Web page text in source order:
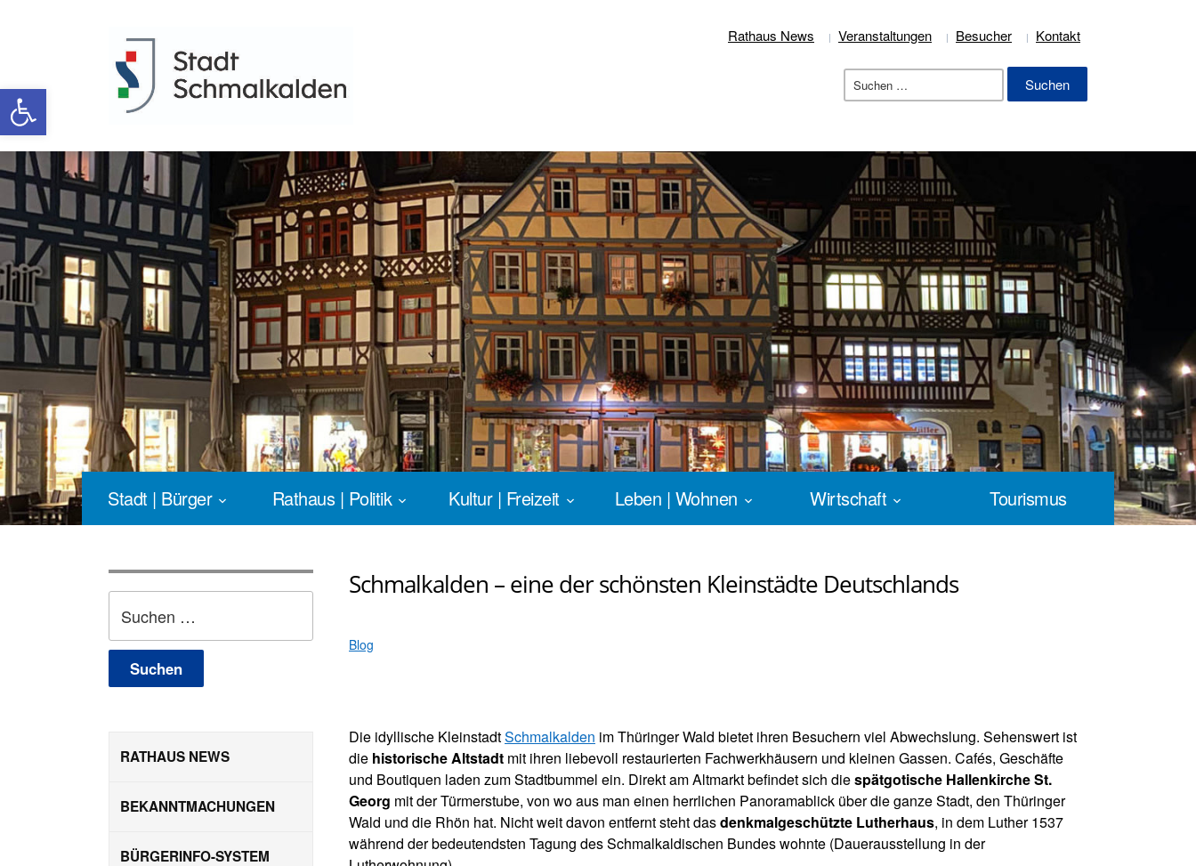
Werkzeugleiste öffnen
Rathaus News Veranstaltungen Besucher Kontakt
Suchen
nach:
Stadt | Bürger Rathaus | Politik Kultur | Freizeit Leben | Wohnen Wirtschaft Tourismus
nach:
RATHAUS NEWS
BEKANNTMACHUNGEN
BÜRGERINFO-SYSTEM
Schmalkalden – eine der schönsten Kleinstädte Deutschlands
Blog
Die idyllische KleinstadtSchmalkalden im Thüringer Wald bietet ihren Besuchern viel Abwechslung. Sehenswert ist
die historische Altstadt mit ihren liebevoll restaurierten Fachwerkhäusern und kleinen Gassen. Cafés, Geschäfte
und Boutiquen laden zum Stadtbummel ein. Direkt am Altmarkt befindet sich diespätgotische Hallenkirche St.
Georg mit der Türmerstube, von wo aus man einen herrlichen Panoramablick über die ganze Stadt, den Thüringer
Wald und die Rhön hat. Nicht weit davon entfernt steht dasdenkmalgeschützte Lutherhaus, in dem Luther 1537
während der bedeutendsten Tagung des Schmalkaldischen Bundes wohnte (Dauerausstellung in der